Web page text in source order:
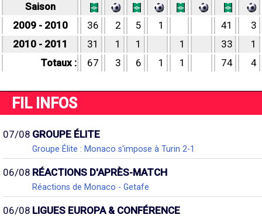
Saison
2009 - 2010
36 2 5 1 41
3
2010 - 2011
31 1 1 1 33
1
Totaux :
67 3 6 1 1 74 4
FIL INFOS
07/08 GROUPE ÉLITE
Groupe Élite : Monaco s'impose à Turin 2-1
06/08 RÉACTIONS D'APRÈS-MATCH
Réactions de Monaco - Getafe
06/08 LIGUES EUROPA & CONFÉRENCE